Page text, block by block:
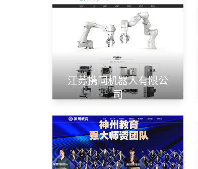
江苏携同机器人有限公
司